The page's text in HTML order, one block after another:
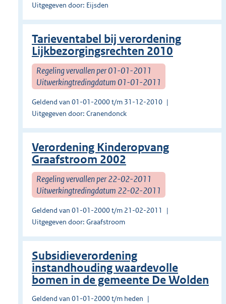
Uitgegeven door: Eijsden
Tarieventabel bij verordening
Lijkbezorgingsrechten 2010
Regeling vervallen per 01-01-2011
Uitwerkingtredingdatum 01-01-2011
Geldend van 01-01-2000 t/m 31-12-2010
Uitgegeven door: Cranendonck
Verordening Kinderopvang
Graafstroom 2002
Regeling vervallen per 22-02-2011
Uitwerkingtredingdatum 22-02-2011
Geldend van 01-01-2000 t/m 21-02-2011
Uitgegeven door: Graafstroom
Subsidieverordening
instandhouding waardevolle
bomen in de gemeente De Wolden
Geldend van 01-01-2000 t/m heden